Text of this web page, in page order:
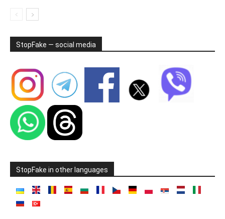
StopFake — social media
StopFake in other languages